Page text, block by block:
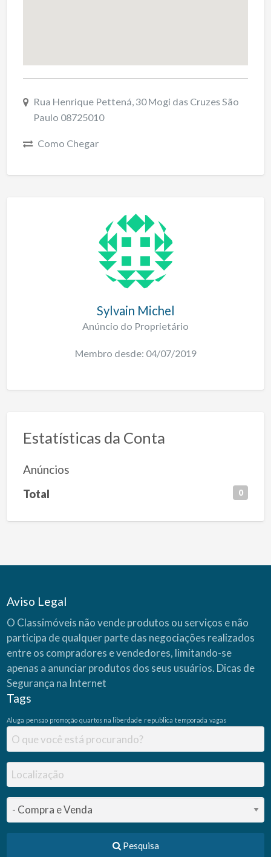
Rua Henrique Pettená, 30 Mogi das Cruzes São
Paulo 08725010
Como Chegar
Sylvain Michel
Anúncio do Proprietário
Membro desde: 04/07/2019
Estatísticas da Conta
Anúncios
Total 0
Aviso Legal
O Classimóveis não vende produtos ou serviços e não
participa de qualquer parte das negociações realizados
entre os compradores e vendedores, limitando-se
apenas a anunciar produtos dos seus usuários. Dicas de
Segurança na Internet
Tags
Aluga pensao promoção quartos na liberdade republica temporada vagas
Pesquisa